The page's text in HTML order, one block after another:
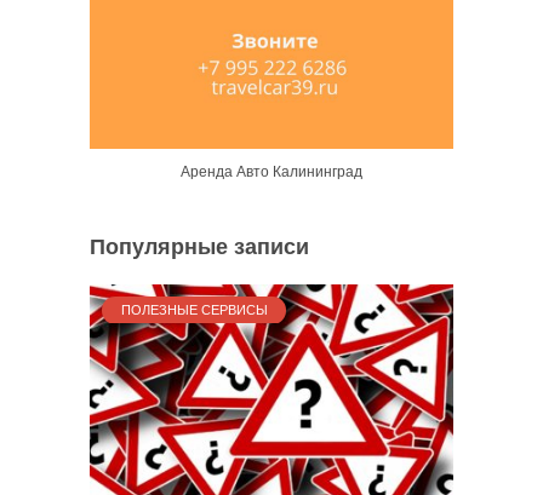
Аренда Авто Калининград
Популярные записи
ПОЛЕЗНЫЕ СЕРВИСЫ